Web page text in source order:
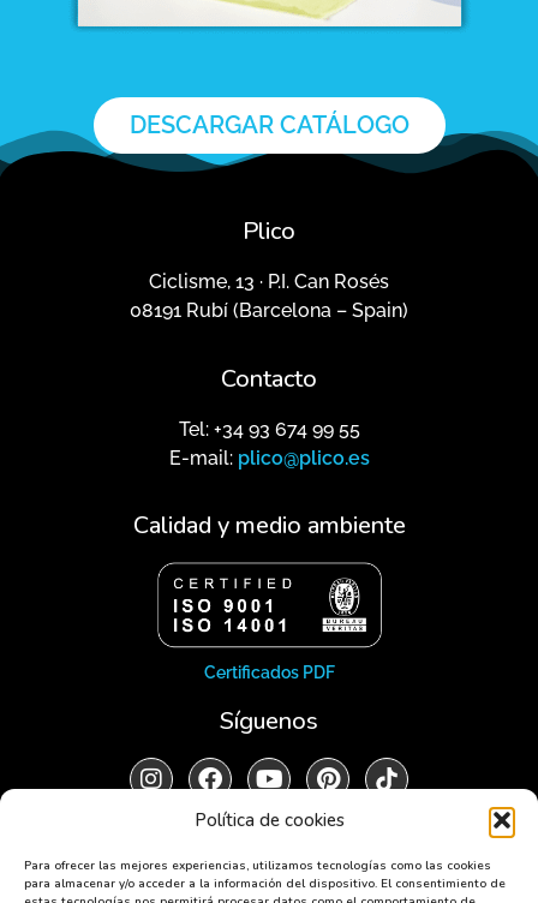
Política de cookies
Para ofrecer las mejores experiencias, utilizamos tecnologías como las cookies
para almacenar y/o acceder a la información del dispositivo. El consentimiento de
DESCARGAR CATÁLOGO
Plico
Ciclisme, 13 · P.I. Can Rosés
08191 Rubí (Barcelona – Spain)
Contacto
Tel: +34 93 674 99 55
E-mail: plico@plico.es
Calidad y medio ambiente
Certificados PDF
Síguenos
Aviso legal Política de privacidad